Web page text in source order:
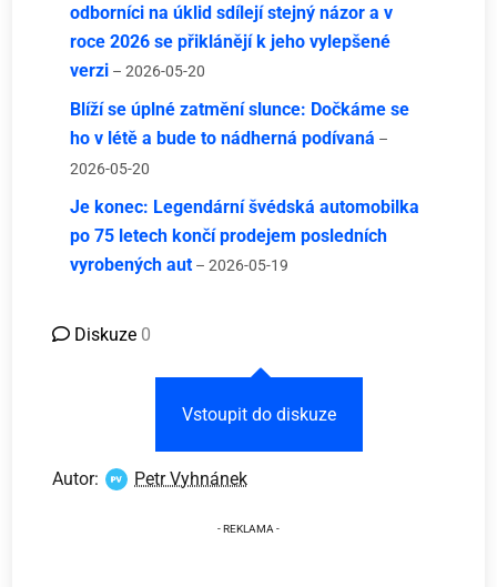
odborníci na úklid sdílejí stejný názor a v
roce 2026 se přiklánějí k jeho vylepšené
verzi – 2026-05-20
Blíží se úplné zatmění slunce: Dočkáme se
ho v létě a bude to nádherná podívaná –
2026-05-20
Je konec: Legendární švédská automobilka
po 75 letech končí prodejem posledních
vyrobených aut – 2026-05-19
Diskuze 0
Vstoupit do diskuze
Autor: Petr Vyhnánek